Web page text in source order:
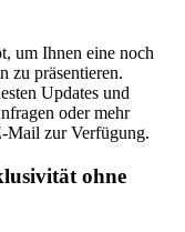
um Ihnen eine noch
zu präsentieren.
Updates und
oder mehr
Mail zur Verfügung.
ohne